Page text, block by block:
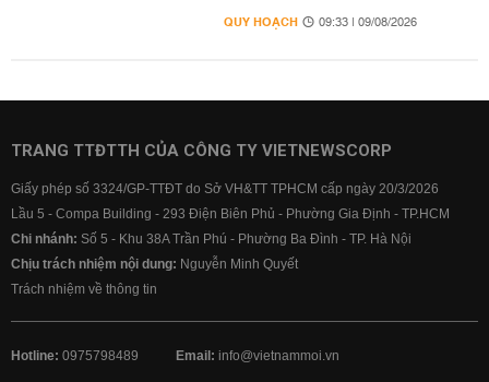
QUY HOẠCH 09:33 | 09/08/2026
TRANG TTĐTTH CỦA CÔNG TY VIETNEWSCORP
Giấy phép số 3324/GP-TTĐT do Sở VH&TT TPHCM cấp ngày 20/3/2026
Lầu 5 - Compa Building - 293 Điện Biên Phủ - Phường Gia Định - TP.HCM
Chi nhánh: Số 5 - Khu 38A Trần Phú - Phường Ba Đình - TP. Hà Nội
Chịu trách nhiệm nội dung: Nguyễn Minh Quyết
Trách nhiệm về thông tin
Hotline: 0975798489 Email: info@vietnammoi.vn